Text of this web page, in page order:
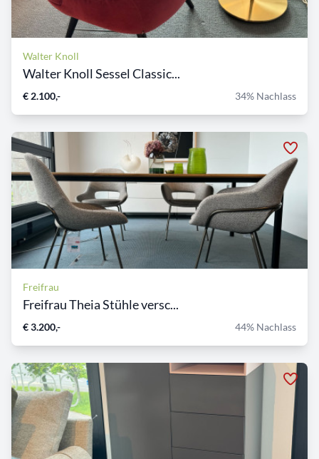
Walter Knoll
Walter Knoll Sessel Classic...
€ 2.100,- 34% Nachlass
Freifrau
Freifrau Theia Stühle versc...
€ 3.200,- 44% Nachlass